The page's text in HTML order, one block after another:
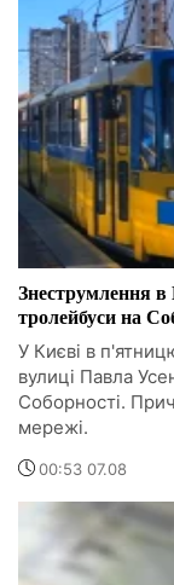
Знеструмлення
тролейбуси на
У Києві в
вулиці Павла
Соборності.
мережі.
00:53 07.08